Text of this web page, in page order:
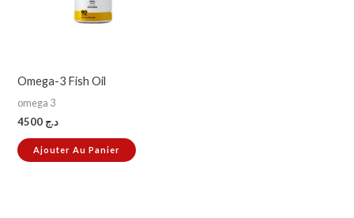
Omega-3 Fish Oil
omega 3
د.ج
Ajouter Au Panier